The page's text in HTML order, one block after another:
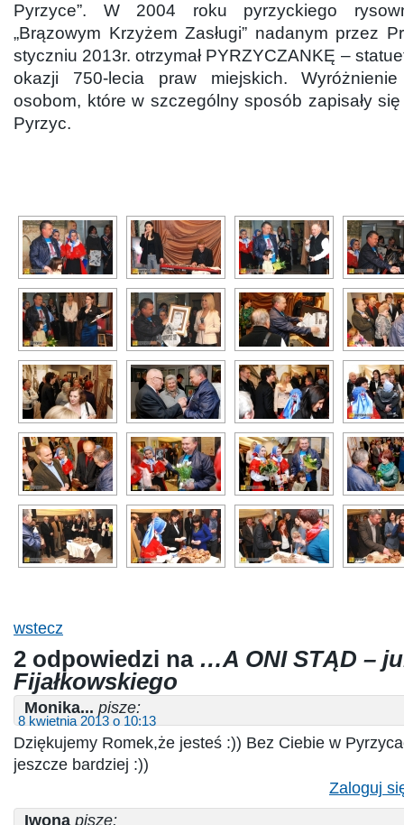
Pyrzyce”. W 2004 roku pyrzyckiego
„Brązowym Krzyżem Zasługi” nadanym przez
styczniu 2013r. otrzymał PYRZYCZANKĘ –
okazji 750-lecia praw miejskich.
osobom, które w szczególny sposób zapisały
Pyrzyc.
wstecz
2 odpowiedzi na …A ONI STĄD –
Fijałkowskiego
Monika... pisze:
8 kwietnia 2013 o 10:13
Dziękujemy Romek,że jesteś :)) Bez Ciebie w
jeszcze bardziej :))
Zaloguj
Iwona pisze: